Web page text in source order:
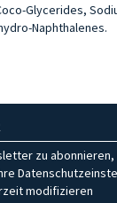
Glycerides,
Naphthalenes.
zu
modifizieren